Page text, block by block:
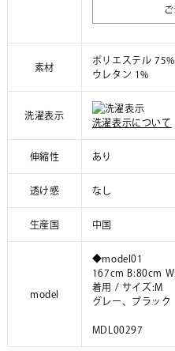
素材
ポリエステル
ウレタン 1%
洗濯表示
洗濯表示について
伸縮性 あり
透け感 なし
生産国 中国
model
◆model01
167cm B:80cm
着用 / サイズ:M
グレー、ブラック
MDL00297